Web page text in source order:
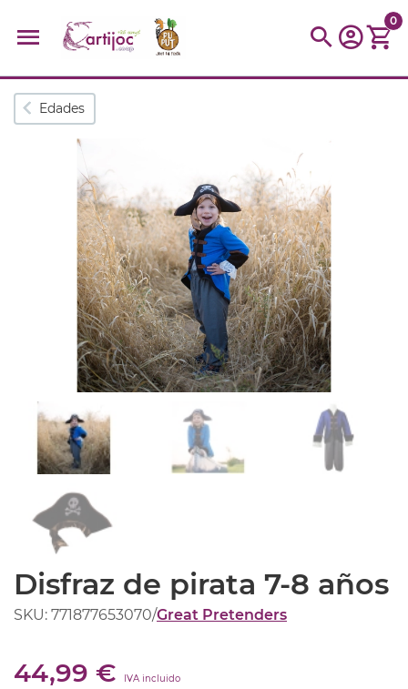
Búsquedas populares
muñeca
kit Puzzle
Botella
0
Edades
Disfraz de pirata 7-8 años
SKU: 771877653070/Great Pretenders
44,99 € IVA incluido